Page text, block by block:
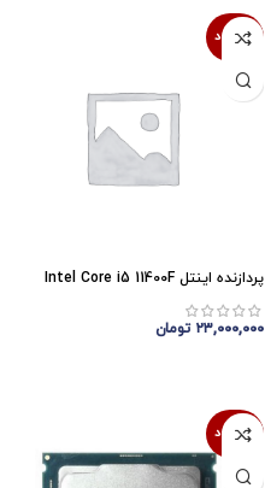
ناموجود
پردازنده اینتل Intel Core i5 11400F
۲۳,۰۰۰,۰۰۰ تومان
ناموجود